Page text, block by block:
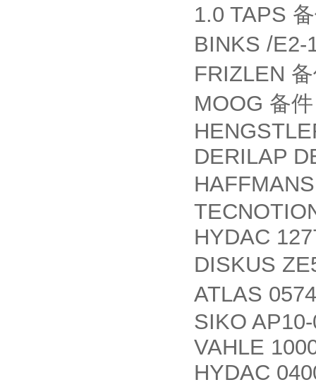
1.0 TAPS
BINKS /
FRIZLEN
MOOG 备件
DERILAP
HYDAC
DISKUS
ATLAS
SIKO
VAHLE
HYDAC